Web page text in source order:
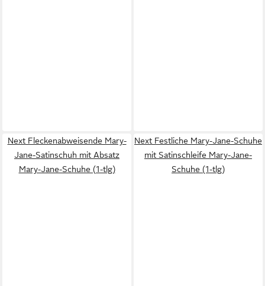
Next Fleckenabweisende Mary-
Jane-Satinschuh mit Absatz
Mary-Jane-Schuhe (1-tlg)
Next Festliche Mary-Jane-Schuhe
mit Satinschleife Mary-Jane-
Schuhe (1-tlg)